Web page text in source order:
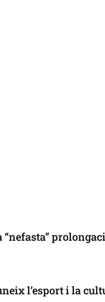
l’esport i la